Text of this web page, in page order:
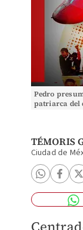
Pedro
patriarca del
TÉMORIS
Ciudad de